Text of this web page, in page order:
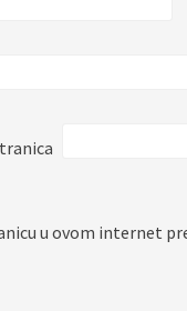
u ovom internet